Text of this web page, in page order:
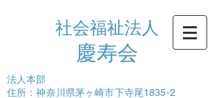
社会福祉法人
​慶寿会
法人本部
住所：神奈川県茅ヶ崎市下寺尾1835-2